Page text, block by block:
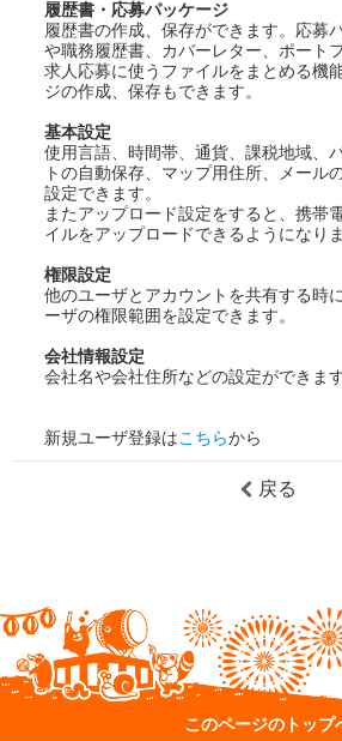
履歴書・応募パッケージ
履歴書の作成、保存ができます。応募
や職務履歴書、カバーレター、ポート
求人応募に使うファイルをまとめる機
ジの作成、保存もできます。
基本設定
使用言語、時間帯、通貨、課税地域、
トの自動保存、マップ用住所、メール
設定できます。
またアップロード設定をすると、携帯
イルをアップロードできるようになりま
権限設定
他のユーザとアカウントを共有する時
ーザの権限範囲を設定できます。
会社情報設定
会社名や会社住所などの設定ができます
新規ユーザ登録はこちらから
戻る
このページのトップ